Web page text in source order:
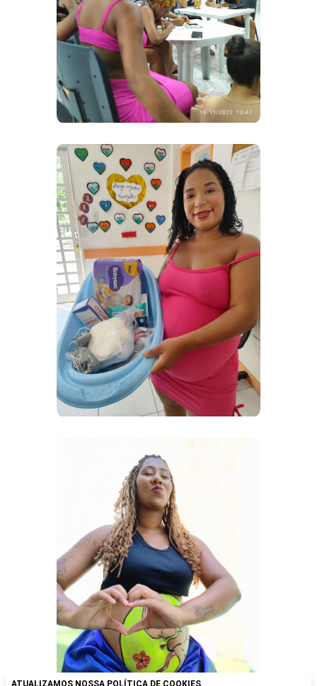
ATUALIZAMOS NOSSA POLÍTICA DE COOKIES